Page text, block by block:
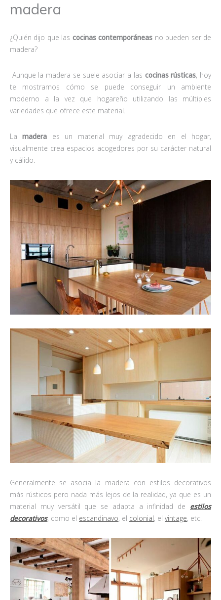
madera
¿Quién dijo que las cocinas contemporáneas no pueden ser de
madera?
Aunque la madera se suele asociar a las cocinas rústicas, hoy
te mostramos cómo se puede conseguir un ambiente
moderno a la vez que hogareño utilizando las múltiples
variedades que ofrece este material.
Lamadera es un material muy agradecido en el hogar,
visualmente crea espacios acogedores por su carácter natural
y cálido.
Generalmente se asocia la madera con estilos decorativos
más rústicos pero nada más lejos de la realidad, ya que es un
material muy versátil que se adapta a infinidad de estilos
decorativos, como el escandinavo, el colonial, el vintage, etc.